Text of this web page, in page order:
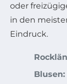
oder
in den
Eindruck.
Blusen: